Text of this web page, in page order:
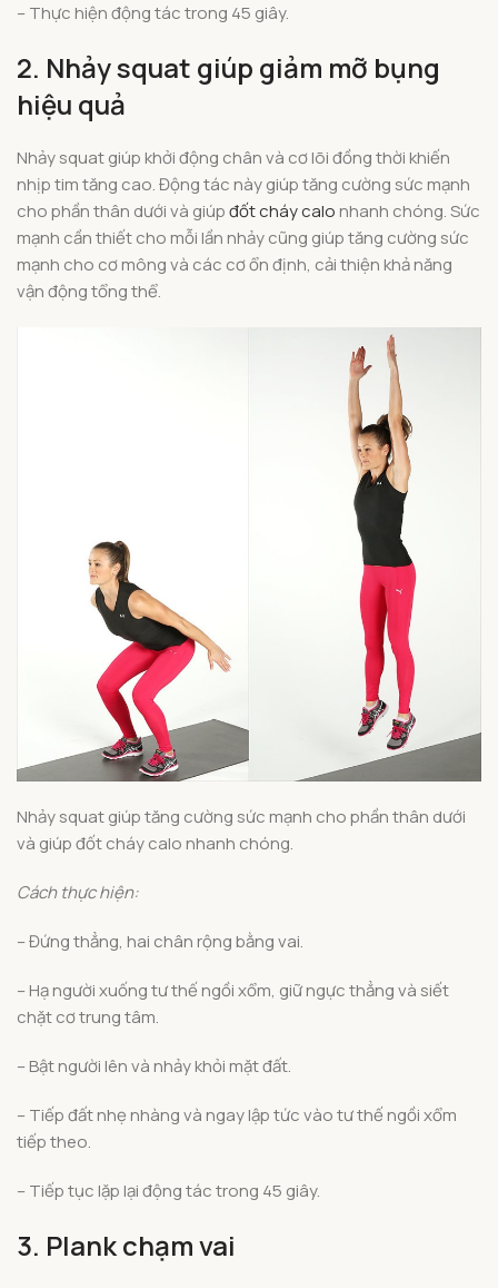
– Thực hiện động tác trong 45 giây.
2. Nhảy squat giúp giảm mỡ bụng
hiệu quả
Nhảy squat giúp khởi động chân và cơ lõi đồng thời khiến
nhịp tim tăng cao. Động tác này giúp tăng cường sức mạnh
cho phần thân dưới và giúpđốt cháy calo nhanh chóng. Sức
mạnh cần thiết cho mỗi lần nhảy cũng giúp tăng cường sức
mạnh cho cơ mông và các cơ ổn định, cải thiện khả năng
vận động tổng thể.
Nhảy squat giúp tăng cường sức mạnh cho phần thân dưới
và giúp đốt cháy calo nhanh chóng.
Cách thực hiện:
– Đứng thẳng, hai chân rộng bằng vai.
– Hạ người xuống tư thế ngồi xổm, giữ ngực thẳng và siết
chặt cơ trung tâm.
– Bật người lên và nhảy khỏi mặt đất.
– Tiếp đất nhẹ nhàng và ngay lập tức vào tư thế ngồi xổm
tiếp theo.
– Tiếp tục lặp lại động tác trong 45 giây.
3. Plank chạm vai